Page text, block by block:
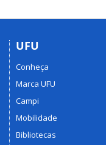
UFU
Conheça
Marca UFU
Campi
Mobilidade
Bibliotecas